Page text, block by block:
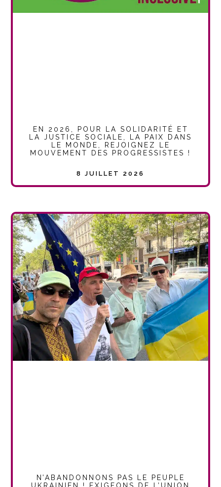
EN 2026, POUR LA SOLIDARITÉ ET
LA JUSTICE SOCIALE, LA PAIX DANS
LE MONDE, REJOIGNEZ LE
MOUVEMENT DES PROGRESSISTES !
8 JUILLET 2026
N’ABANDONNONS PAS LE PEUPLE